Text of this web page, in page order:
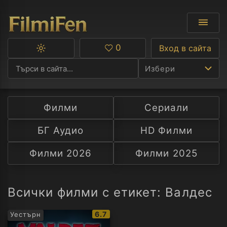
Избери
Ф
С
А
Превключване
тъмна
тема
Любими
0 Вход в сайта
Филми
Сериали
БГ Аудио
HD Филми
Филми 2026
Филми 2025
Всички филми с етикет: Валдес
Уестърн
IMDb
рейтинг:
6.7